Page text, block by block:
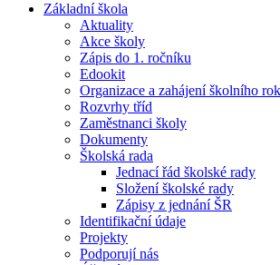
Základní škola
Aktuality
Akce školy
Zápis do 1. ročníku
Edookit
Organizace a zahájení školního
Rozvrhy tříd
Zaměstnanci školy
Dokumenty
Školská rada
Jednací řád školské rady
Složení školské rady
Zápisy z jednání ŠR
Identifikační údaje
Projekty
Podporují nás